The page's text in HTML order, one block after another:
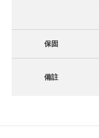
保固
備註